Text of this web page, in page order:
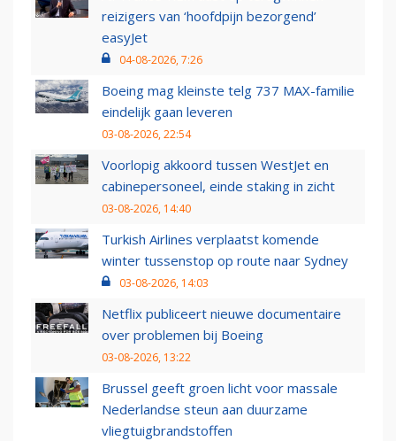
reizigers van ‘hoofdpijn bezorgend’
easyJet
04-08-2026, 7:26
Boeing mag kleinste telg 737 MAX-familie
eindelijk gaan leveren
03-08-2026, 22:54
Voorlopig akkoord tussen WestJet en
cabinepersoneel, einde staking in zicht
03-08-2026, 14:40
Turkish Airlines verplaatst komende
winter tussenstop op route naar Sydney
03-08-2026, 14:03
Netflix publiceert nieuwe documentaire
over problemen bij Boeing
03-08-2026, 13:22
Brussel geeft groen licht voor massale
Nederlandse steun aan duurzame
vliegtuigbrandstoffen